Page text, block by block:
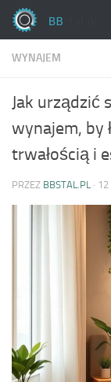
Skip to content
WYNAJEM
Jak urządzić
wynajem, by
trwałością i
PRZEZ BBSTAL.PL ·